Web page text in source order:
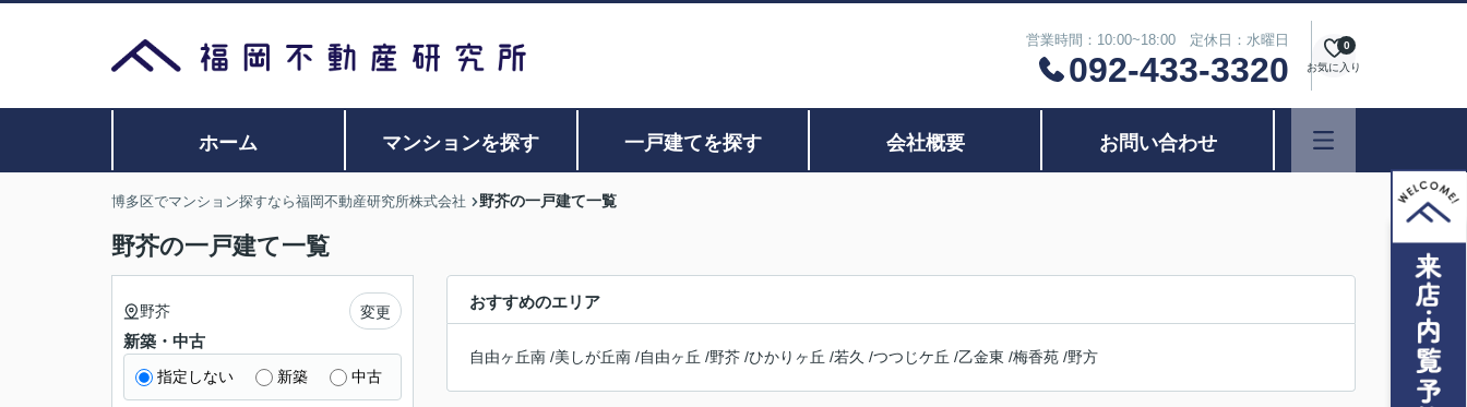
営業時間：10:00~18:00 定休日：水曜日
092-433-3320 お気に入り
0
ホーム マンションを探す 一戸建てを探す 会社概要 お問い合わせ
博多区でマンション探すなら福岡不動産研究所株式会社 野芥の一戸建て一覧
野芥の一戸建て一覧
おすすめのエリア
自由ヶ丘南 /美しが丘南 /自由ヶ丘 /野芥 /ひかりヶ丘 /若久 /つつじケ丘 /乙金東 /梅香苑 /野方
野芥 変更
新築・中古
指定しない 新築 中古